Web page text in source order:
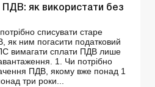
ПДВ: як використати без
списувати старе
як ним погасити податковий
вимагати сплати ПДВ лише
1. Чи потрібно
ПДВ, якому вже понад 1
три роки...